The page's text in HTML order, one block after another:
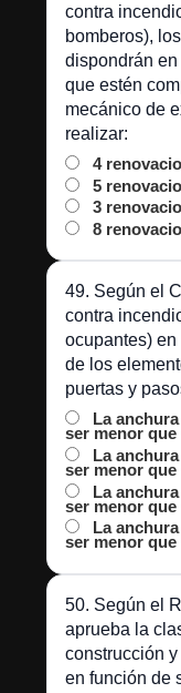
contra
bomberos),
dispondrán
que estén
mecánico de
realizar:
4
5
3
8
49. Según el
contra
ocupantes) en
de los
puertas y
La
ser menor que
La
ser menor que
La
ser menor que
La
ser menor que
50. Según el
aprueba la
construcción
en función de